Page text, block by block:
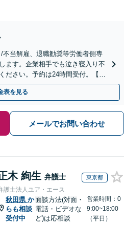
不当解雇、退職勧奨等労働者側専
ます。企業相手でも泣き寝入り不
ださい。予約は24時間受付。【初
表を見る
メールでお問い合わせ
木 絢生 弁護士 東京都
護士法人ユア・エース
秋田県 か
らも相談
受付中
面談方法(対面・
電話・ビデオな
ど)は応相談
営業時間：0
9:00~18:00
（平日）